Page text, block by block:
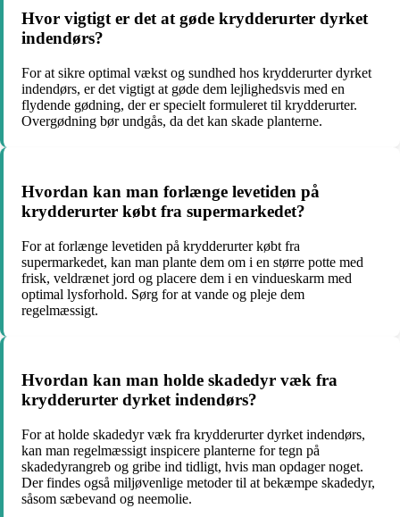
Hvor vigtigt er det at gøde krydderurter dyrket
indendørs?
For at sikre optimal vækst og sundhed hos krydderurter dyrket
indendørs, er det vigtigt at gøde dem lejlighedsvis med en
flydende gødning, der er specielt formuleret til krydderurter.
Overgødning bør undgås, da det kan skade planterne.
Hvordan kan man forlænge levetiden på
krydderurter købt fra supermarkedet?
For at forlænge levetiden på krydderurter købt fra
supermarkedet, kan man plante dem om i en større potte med
frisk, veldrænet jord og placere dem i en vindueskarm med
optimal lysforhold. Sørg for at vande og pleje dem
regelmæssigt.
Hvordan kan man holde skadedyr væk fra
krydderurter dyrket indendørs?
For at holde skadedyr væk fra krydderurter dyrket indendørs,
kan man regelmæssigt inspicere planterne for tegn på
skadedyrangreb og gribe ind tidligt, hvis man opdager noget.
Der findes også miljøvenlige metoder til at bekæmpe skadedyr,
såsom sæbevand og neemolie.